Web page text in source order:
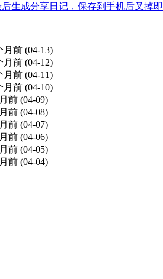
生成分享日记，保存到手机后叉掉
月前 (04-13)
月前 (04-12)
月前 (04-11)
月前 (04-10)
前 (04-09)
前 (04-08)
前 (04-07)
前 (04-06)
前 (04-05)
前 (04-04)